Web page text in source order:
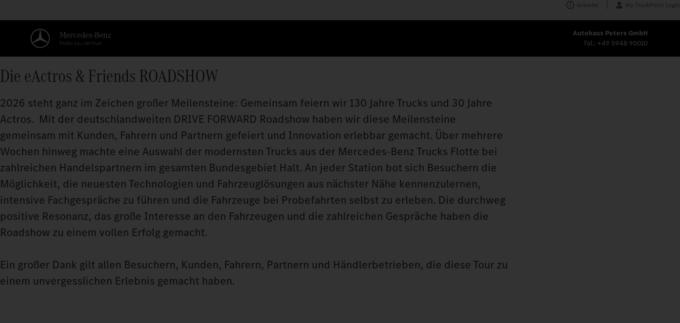
Anbieter My TruckPoint Login
Autohaus Peters GmbH
Tel.: +49 5948 90010
Die eActros & Friends ROADSHOW
2026 steht ganz im Zeichen großer Meilensteine: Gemeinsam feiern wir 130 Jahre Trucks und 30 Jahre
Actros. Mit der deutschlandweiten DRIVE FORWARD Roadshow haben wir diese Meilensteine
gemeinsam mit Kunden, Fahrern und Partnern gefeiert und Innovation erlebbar gemacht. Über mehrere
Wochen hinweg machte eine Auswahl der modernsten Trucks aus der Mercedes-Benz Trucks Flotte bei
zahlreichen Handelspartnern im gesamten Bundesgebiet Halt. An jeder Station bot sich Besuchern die
Möglichkeit, die neuesten Technologien und Fahrzeuglösungen aus nächster Nähe kennenzulernen,
intensive Fachgespräche zu führen und die Fahrzeuge bei Probefahrten selbst zu erleben. Die durchweg
positive Resonanz, das große Interesse an den Fahrzeugen und die zahlreichen Gespräche haben die
Roadshow zu einem vollen Erfolg gemacht.
Ein großer Dank gilt allen Besuchern, Kunden, Fahrern, Partnern und Händlerbetrieben, die diese Tour zu
einem unvergesslichen Erlebnis gemacht haben.